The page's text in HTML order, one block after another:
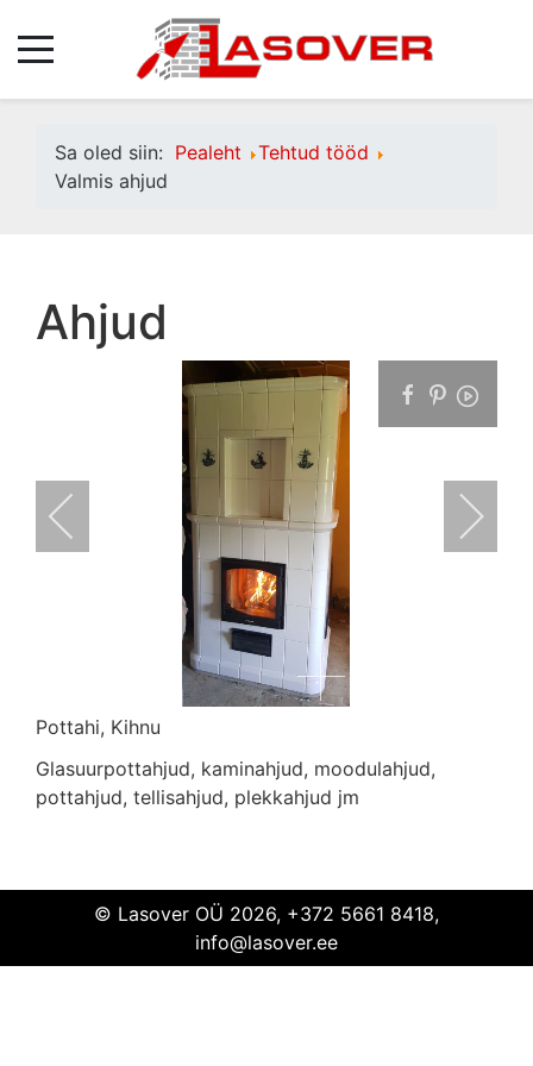
Sa oled siin: Pealeht
Tehtud tööd
Valmis ahjud
Ahjud
Pottahi, Kihnu
Pottahi Kihnu
Glasuurpottahjud, kaminahjud, moodulahjud,
pottahjud, tellisahjud, plekkahjud jm
© Lasover OÜ 2026, +372 5661 8418,
info@lasover.ee